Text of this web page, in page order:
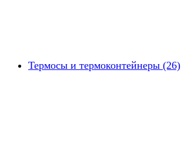
Термосы и термоконтейнеры (26)